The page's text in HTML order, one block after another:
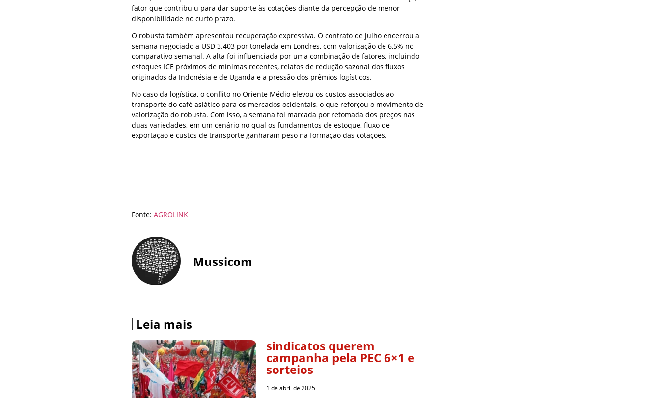
fator que contribuiu para dar suporte às cotações diante da percepção de menor
disponibilidade no curto prazo.
O robusta também apresentou recuperação expressiva. O contrato de julho encerrou a
semana negociado a USD 3.403 por tonelada em Londres, com valorização de 6,5% no
comparativo semanal. A alta foi influenciada por uma combinação de fatores, incluindo
estoques ICE próximos de mínimas recentes, relatos de redução sazonal dos fluxos
originados da Indonésia e de Uganda e a pressão dos prêmios logísticos.
No caso da logística, o conflito no Oriente Médio elevou os custos associados ao
transporte do café asiático para os mercados ocidentais, o que reforçou o movimento de
valorização do robusta. Com isso, a semana foi marcada por retomada dos preços nas
duas variedades, em um cenário no qual os fundamentos de estoque, fluxo de
exportação e custos de transporte ganharam peso na formação das cotações.
Fonte: AGROLINK
Mussicom
Leia mais
sindicatos querem
campanha pela PEC 6×1 e
sorteios
1 de abril de 2025